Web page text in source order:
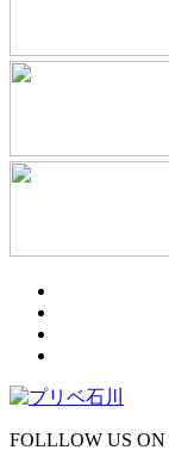
FOLLLOW US ON